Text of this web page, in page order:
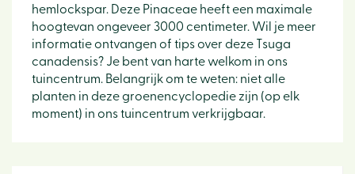
hemlockspar. Deze Pinaceae heeft een maximale
hoogtevan ongeveer 3000 centimeter. Wil je meer
informatie ontvangen of tips over deze Tsuga
canadensis? Je bent van harte welkom in ons
tuincentrum. Belangrijk om te weten: niet alle
planten in deze groenencyclopedie zijn (op elk
moment) in ons tuincentrum verkrijgbaar.